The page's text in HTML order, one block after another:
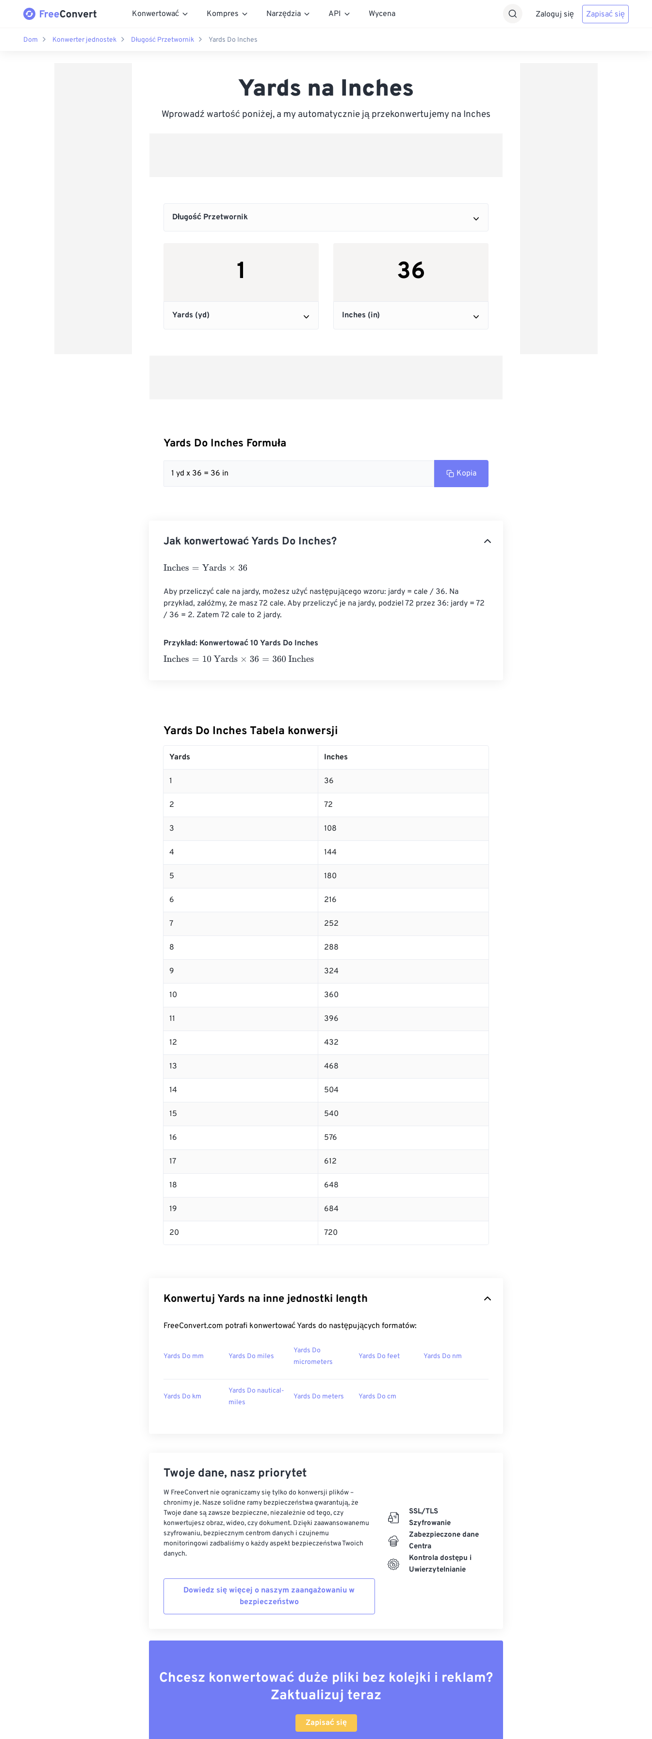
Konwertować Kompres Narzędzia API Wycena Zaloguj się Zapisać się
Dom Konwerter jednostek Długość Przetwornik Yards Do Inches
Yards na Inches
Wprowadź wartość poniżej, a my automatycznie ją przekonwertujemy na Inches
Yards Do Inches Formuła
1 yd x 36 = 36 in Kopia
Jak konwertować Yards Do Inches?
Inches= Yards×36
Aby przeliczyć cale na jardy, możesz użyć następującego wzoru: jardy = cale / 36. Na
przykład, załóżmy, że masz 72 cale. Aby przeliczyć je na jardy, podziel 72 przez 36: jardy = 72
/ 36 = 2. Zatem 72 cale to 2 jardy.
Przykład: Konwertować 10 Yards Do Inches
Inches= 10 Yards×36= 360 Inches
Yards Do Inches Tabela konwersji
Yards Inches
1 36
2 72
3 108
4 144
5 180
6 216
7 252
8 288
9 324
10 360
11 396
12 432
13 468
14 504
15 540
16 576
17 612
18 648
19 684
20 720
Konwertuj Yards na inne jednostki length
FreeConvert.com potrafi konwertować Yards do następujących formatów:
Yards Do mm Yards Do miles
Yards Do
micrometers
Yards Do feet Yards Do nm
Yards Do km
Yards Do nautical-
miles
Yards Do meters Yards Do cm
Twoje dane, nasz priorytet
W FreeConvert nie ograniczamy się tylko do konwersji plików –
chronimy je. Nasze solidne ramy bezpieczeństwa gwarantują, że
Twoje dane są zawsze bezpieczne, niezależnie od tego, czy
konwertujesz obraz, wideo, czy dokument. Dzięki zaawansowanemu
szyfrowaniu, bezpiecznym centrom danych i czujnemu
monitoringowi zadbaliśmy o każdy aspekt bezpieczeństwa Twoich
danych.
Dowiedz się więcej o naszym zaangażowaniu w
bezpieczeństwo
SSL/TLS
Szyfrowanie
Zabezpieczone dane
Centra
Kontrola dostępu i
Uwierzytelnianie
Chcesz konwertować duże pliki bez kolejki i reklam?
Zaktualizuj teraz
Zapisać się